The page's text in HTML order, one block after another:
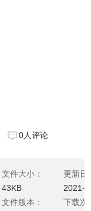
0人评论
文件大小：
43KB
文件版本：
更新日
2021-
下载次